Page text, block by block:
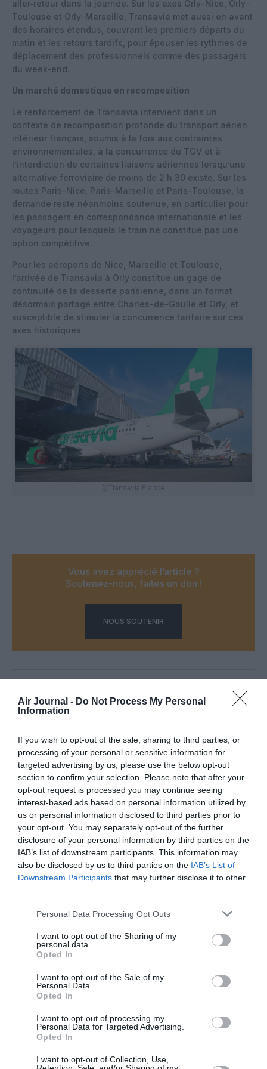
Air Journal - Do Not Process My Personal
Information
If you wish to opt-out of the sale, sharing to third parties, or
processing of your personal or sensitive information for
targeted advertising by us, please use the below opt-out
section to confirm your selection. Please note that after your
opt-out request is processed you may continue seeing
interest-based ads based on personal information utilized by
us or personal information disclosed to third parties prior to
your opt-out. You may separately opt-out of the further
disclosure of your personal information by third parties on the
IAB’s list of downstream participants. This information may
also be disclosed by us to third parties on the IAB’s List of
Downstream Participants that may further disclose it to other
Personal Data Processing Opt Outs
I want to opt-out of the Sharing of my
personal data.
Opted In
I want to opt-out of the Sale of my
Personal Data.
Opted In
I want to opt-out of processing my
Personal Data for Targeted Advertising.
Opted In
I want to opt-out of Collection, Use,
aller‑retour dans la journée. Sur les axes Orly–Nice, Orly–
Toulouse et Orly–Marseille, Transavia met aussi en avant
des horaires étendus, couvrant les premiers départs du
matin et les retours tardifs, pour épouser les rythmes de
déplacement des professionnels comme des passagers
du week-end.
Un marché domestique en recomposition
Le renforcement de Transavia intervient dans un
contexte de recomposition profonde du transport aérien
intérieur français, soumis à la fois aux contraintes
environnementales, à la concurrence du TGV et à
l’interdiction de certaines liaisons aériennes lorsqu’une
alternative ferroviaire de moins de 2 h 30 existe. Sur les
routes Paris–Nice, Paris–Marseille et Paris–Toulouse, la
demande reste néanmoins soutenue, en particulier pour
les passagers en correspondance internationale et les
voyageurs pour lesquels le train ne constitue pas une
option compétitive.
Pour les aéroports de Nice, Marseille et Toulouse,
l’arrivée de Transavia à Orly constitue un gage de
continuité de la desserte parisienne, dans un format
désormais partagé entre Charles-de-Gaulle et Orly, et
susceptible de stimuler la concurrence tarifaire sur ces
axes historiques.
@Transavia France
Vous avez apprécié l’article ?
Soutenez-nous, faites un don !
NOUS SOUTENIR
FacebookTwitterPinterestLinkedInEmail Print
COMMENTAIRE(S)
Tony de Brest a commenté :
min
Depuis hier, dimanche 29 mars 2026, l’aéroport Marseille
Provence est désormais relié à Paris‑Orly grâce à deux vols
Marseillais(e) peut aisément effectuer un aller‑retour dans la
dernier retour à 21h55 en provenance d’Orly — du lundi au
vendredi. À l’inverse, un(e) Parisien(ne) en provenance d’Orly
n’atterrit pas à Marseille Provence avant 14h10, ce qui rend
Transavia.
La comparaison devient plus étonnante encore lorsqu’on
propose trois vols quotidiens vers Paris‑Orly en semaine,
contre seulement deux depuis Marseille Provence. Un
paradoxe, quand on sait que 6,4 millions d’habitants vivent à
moins de deux heures de route de l’aéroport Marseille
Provence, alors que la zone de chalandise de